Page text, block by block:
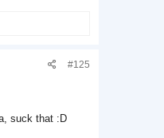
#125
suck that :D